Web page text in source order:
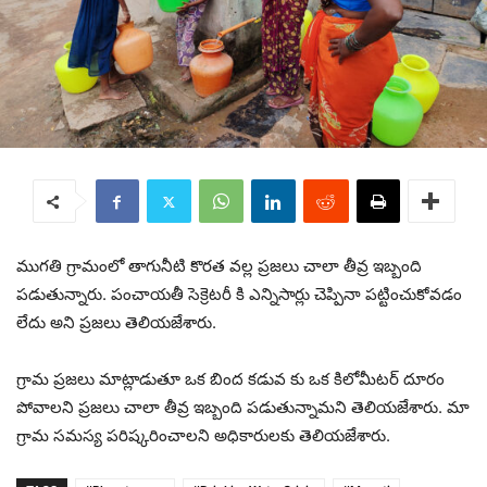
ముగతి గ్రామంలో తాగునీటి కొరత వల్ల ప్రజలు చాలా తీవ్ర ఇబ్బంది
పడుతున్నారు. పంచాయతీ సెక్రెటరీ కి ఎన్నిసార్లు చెప్పినా పట్టించుకోవడం
లేదు అని ప్రజలు తెలియజేశారు.
గ్రామ ప్రజలు మాట్లాడుతూ ఒక బింద కడువ కు ఒక కిలోమీటర్ దూరం
పోవాలని ప్రజలు చాలా తీవ్ర ఇబ్బంది పడుతున్నామని తెలియజేశారు. మా
గ్రామ సమస్య పరిష్కరించాలని అధికారులకు తెలియజేశారు.